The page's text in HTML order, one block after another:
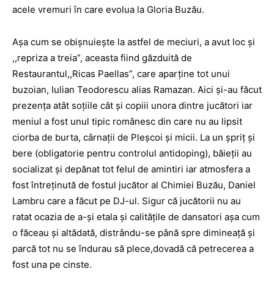
acele vremuri în care evolua la Gloria Buzău.
Aşa cum se obişnuieşte la astfel de meciuri, a avut loc şi
,,repriza a treia”, aceasta fiind găzduită de
Restaurantul,,Ricas Paellas”, care aparţine tot unui
buzoian, Iulian Teodorescu alias Ramazan. Aici şi-au făcut
prezenţa atât soţiile cât şi copiii unora dintre jucători iar
meniul a fost unul tipic românesc din care nu au lipsit
ciorba de burta, cârnaţii de Pleşcoi şi micii. La un şpriţ şi
bere (obligatorie pentru controlul antidoping), băieţii au
socializat şi depănat tot felul de amintiri iar atmosfera a
fost întreţinută de fostul jucător al Chimiei Buzău, Daniel
Lambru care a făcut pe DJ-ul. Sigur că jucătorii nu au
ratat ocazia de a-şi etala şi calităţile de dansatori aşa cum
o făceau şi altădată, distrându-se până spre dimineaţă şi
parcă tot nu se îndurau să plece,dovadă că petrecerea a
fost una pe cinste.